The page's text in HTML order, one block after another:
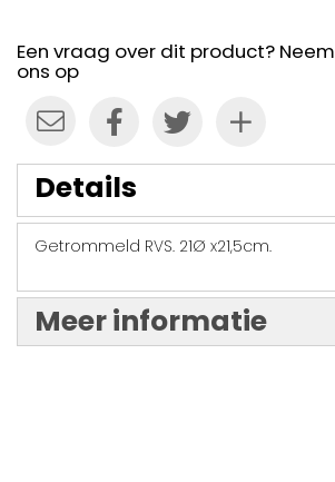
Een vraag over dit product? Neem
ons op
Details
Getrommeld RVS. 21Ø x21,5cm.
Meer informatie